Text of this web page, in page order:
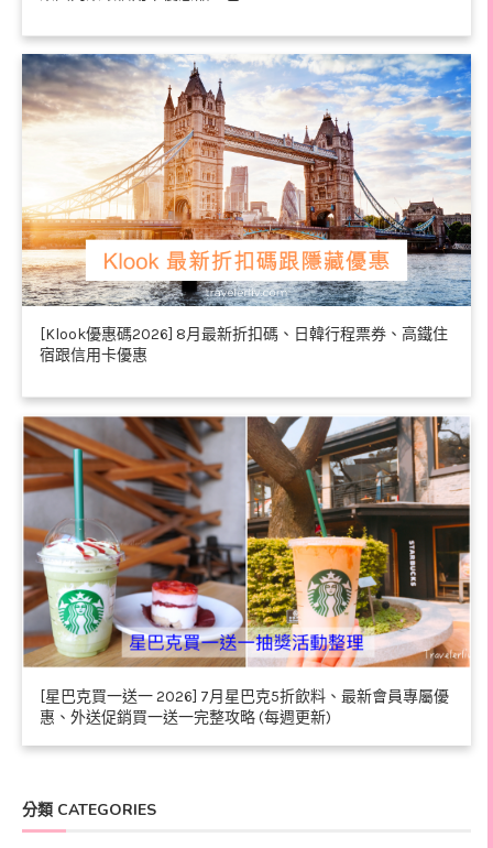
[Klook優惠碼2026] 8月最新折扣碼、日韓行程票券、高鐵住
宿跟信用卡優惠
[星巴克買一送一 2026] 7月星巴克5折飲料、最新會員專屬優
惠、外送促銷買一送一完整攻略 (每週更新)
分類 CATEGORIES